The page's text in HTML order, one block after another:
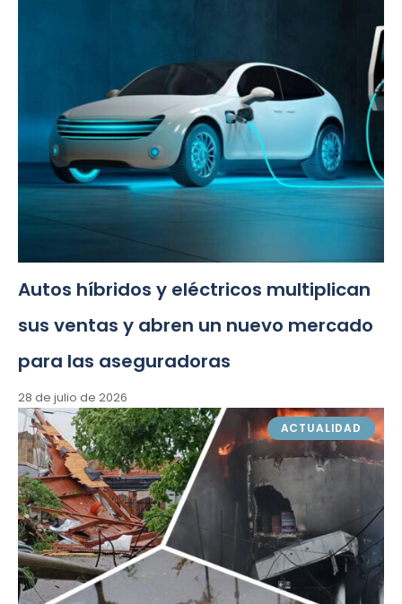
Autos híbridos y eléctricos multiplican
sus ventas y abren un nuevo mercado
para las aseguradoras
28 de julio de 2026
ACTUALIDAD